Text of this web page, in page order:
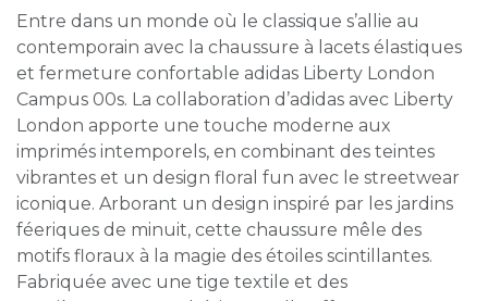
Entre dans un monde où le classique s’allie au
contemporain avec la chaussure à lacets élastiques
et fermeture confortable adidas Liberty London
Campus 00s. La collaboration d’adidas avec Liberty
London apporte une touche moderne aux
imprimés intemporels, en combinant des teintes
vibrantes et un design floral fun avec le streetwear
iconique. Arborant un design inspiré par les jardins
féeriques de minuit, cette chaussure mêle des
motifs floraux à la magie des étoiles scintillantes.
Fabriquée avec une tige textile et des